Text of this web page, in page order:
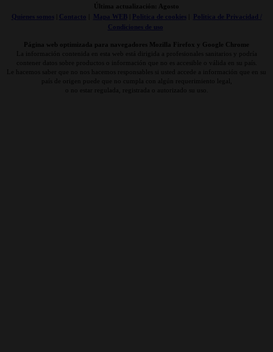
Última actualización: Agosto
Quienes somos| Contacto Mapa WEB| Politica de cookies|
Politica de Privacidad /
Condiciones de uso
Página web optimizada para navegadores Mozilla Firefox y Google Chrome
La información contenida en esta web está dirigida a profesionales sanitarios y podría
contener datos sobre productos o información que no es accesible o válida en su país.
Le hacemos saber que no nos hacemos responsables si usted accede a información que en su
país de origen puede que no cumpla con algún requerimiento legal,
o no estar regulada, registrada o autorizado su uso.